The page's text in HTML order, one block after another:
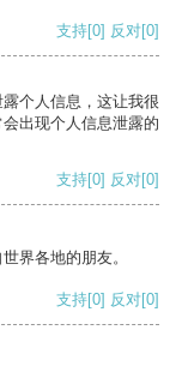
支持[0] 反对[0]
个人信息，这让我很
出现个人信息泄露的
支持[0] 反对[0]
界各地的朋友。
支持[0] 反对[0]